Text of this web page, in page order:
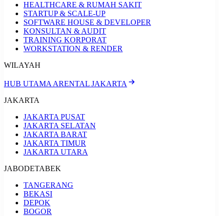
HEALTHCARE & RUMAH SAKIT
STARTUP & SCALE-UP
SOFTWARE HOUSE & DEVELOPER
KONSULTAN & AUDIT
TRAINING KORPORAT
WORKSTATION & RENDER
WILAYAH
HUB UTAMA ARENTAL JAKARTA
JAKARTA
JAKARTA PUSAT
JAKARTA SELATAN
JAKARTA BARAT
JAKARTA TIMUR
JAKARTA UTARA
JABODETABEK
TANGERANG
BEKASI
DEPOK
BOGOR